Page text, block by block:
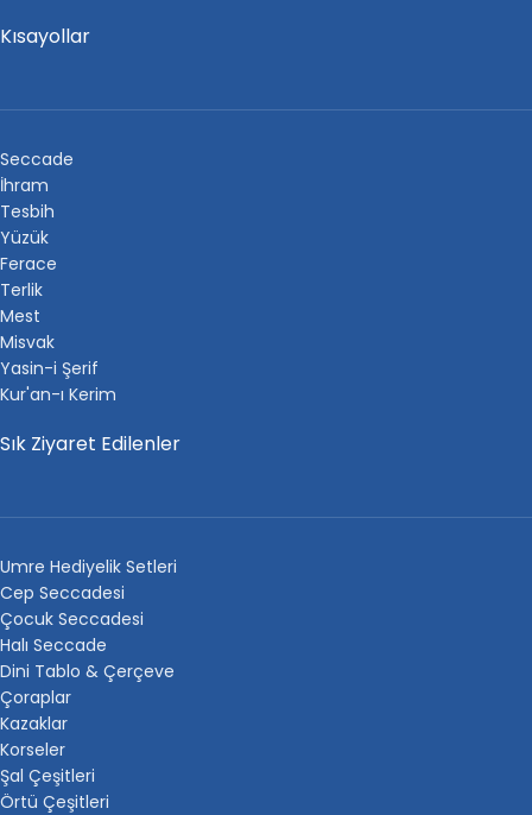
Kısayollar
Seccade
İhram
Tesbih
Yüzük
Ferace
Terlik
Mest
Misvak
Yasin-i Şerif
Kur'an-ı Kerim
Sık Ziyaret Edilenler
Umre Hediyelik Setleri
Cep Seccadesi
Çocuk Seccadesi
Halı Seccade
Dini Tablo & Çerçeve
Çoraplar
Kazaklar
Korseler
Şal Çeşitleri
Örtü Çeşitleri